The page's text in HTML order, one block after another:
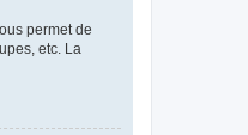
permet de
etc. La